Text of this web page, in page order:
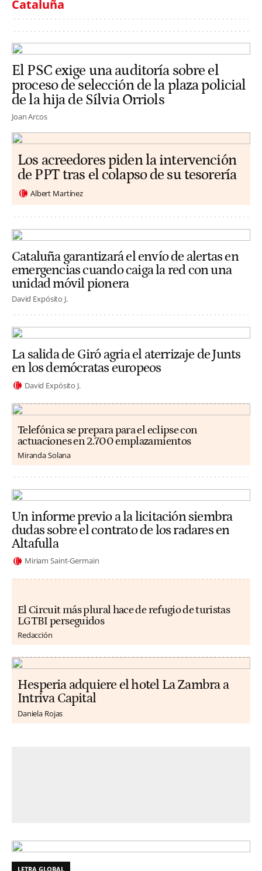
Cataluña
El PSC exige una auditoría sobre el
proceso de selección de la plaza policial
de la hija de Sílvia Orriols
Joan Arcos
Los acreedores piden la intervención
de PPT tras el colapso de su tesorería
Albert Martínez
Cataluña garantizará el envío de alertas en
emergencias cuando caiga la red con una
unidad móvil pionera
David Expósito J.
La salida de Giró agria el aterrizaje de Junts
en los demócratas europeos
David Expósito J.
Telefónica se prepara para el eclipse con
actuaciones en 2.700 emplazamientos
Miranda Solana
Un informe previo a la licitación siembra
dudas sobre el contrato de los radares en
Altafulla
Miriam Saint-Germain
El Circuit más plural hace de refugio de turistas
LGTBI perseguidos
Redacción
Hesperia adquiere el hotel La Zambra a
Intriva Capital
Daniela Rojas
LETRA GLOBAL